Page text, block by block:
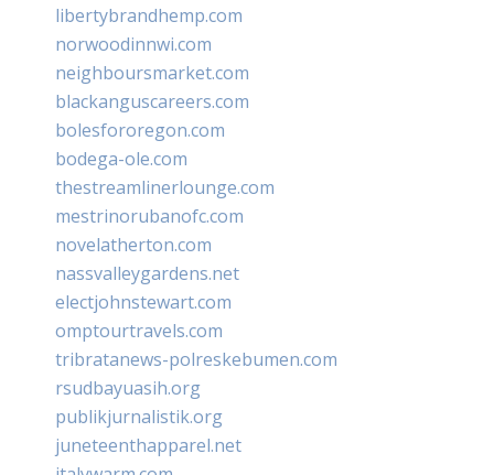
libertybrandhemp.com
norwoodinnwi.com
neighboursmarket.com
blackanguscareers.com
bolesfororegon.com
bodega-ole.com
thestreamlinerlounge.com
mestrinorubanofc.com
novelatherton.com
nassvalleygardens.net
electjohnstewart.com
omptourtravels.com
tribratanews-polreskebumen.com
rsudbayuasih.org
publikjurnalistik.org
juneteenthapparel.net